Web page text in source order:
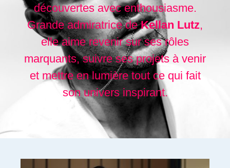
découvertes avec enthousiasme.
Grande admiratrice deKellan Lutz,
elle aime revenir sur ses rôles
marquants, suivre ses projets à venir
et mettre en lumière tout ce qui fait
son univers inspirant.